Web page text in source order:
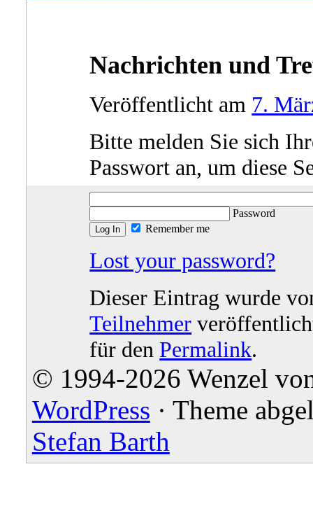
Nachrichten und
Veröffentlicht am 7.
Bitte melden Sie sich
Passwort an, um diese
Password
Remember me
Lost your password?
Dieser Eintrag wurde
Teilnehmer
für den Permalink.
© 1994-2026 Wenzel
WordPress · Theme
Stefan Barth